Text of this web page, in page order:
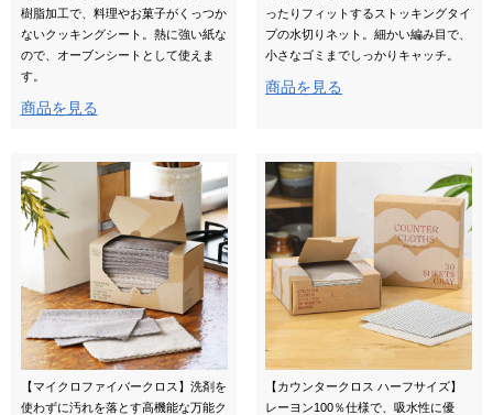
樹脂加工で、料理やお菓子がくっつか
ないクッキングシート。熱に強い紙な
ので、オーブンシートとして使えま
す。
商品を見る
ったりフィットするストッキングタイ
プの水切りネット。細かい編み目で、
小さなゴミまでしっかりキャッチ。
商品を見る
【マイクロファイバークロス】洗剤を
使わずに汚れを落とす高機能な万能ク
【カウンタークロス ハーフサイズ】
レーヨン100％仕様で、吸水性に優